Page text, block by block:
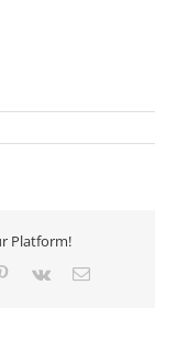
Platform!
Pinterest
Vk
E-